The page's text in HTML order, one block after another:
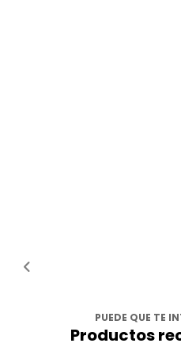
PUEDE QUE TE
Productos